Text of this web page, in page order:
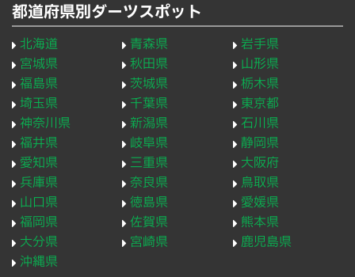
都道府県別ダーツスポット
北海道 青森県
岩手県
宮城県
秋田県
山形県
福島県
茨城県
栃木県
埼玉県
千葉県
東京都
神奈川県
新潟県
石川県
福井県
岐阜県
静岡県
愛知県
三重県
大阪府
兵庫県
奈良県
鳥取県
山口県
徳島県
愛媛県
福岡県
佐賀県
熊本県
大分県
宮崎県
鹿児島県
沖縄県